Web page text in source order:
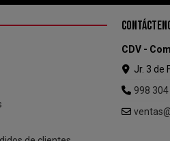
CDV -
Jr. 3 de
998